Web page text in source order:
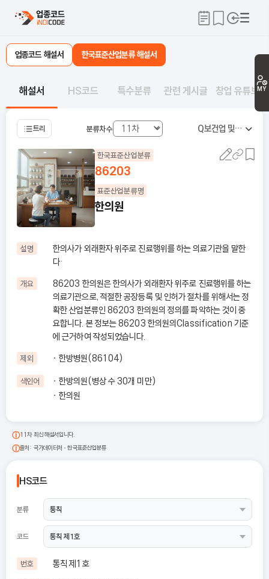
MY
업종코드 해설서 한국표준산업분류 해설서
해설서 HS코드 특수분류 관련 게시글 창업 유튜브
트리 분류차수 Q 보건업 및 사회복지 서비스업
한국표준산업분류
86203
표준산업분류명
한의원
설명
한의사가 외래환자 위주로 진료행위를 하는 의료기관을 말한
다·
개요
86203 한의원은 한의사가 외래환자 위주로 진료행위를 하는
의료기관으로, 적절한 공장등록 및 인허가 절차를 위해서는 정
확한 산업분류인 86203 한의원의 정의를 파악하는 것이 중
요합니다. 본 정보는 86203 한의원의Classification 기준
에 근거하여 작성되었습니다.
제외 한방병원(86104)
색인어
한방의원(병상 수 30개 미만)
한의원
11차 최신 해설서입니다.
출처: 국가데이터처 - 한국표준산업분류
HS코드
분류
코드
번호 통칙 제1호